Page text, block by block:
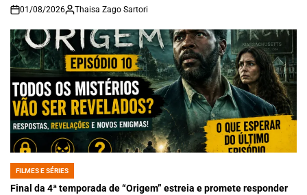
on
01/08/2026 Thaisa Zago Sartori
POSTED
IN
FILMES E SÉRIES
Final da 4ª temporada de “Origem” estreia e promete responder